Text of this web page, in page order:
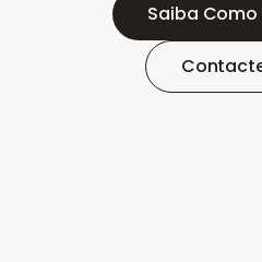
Saiba Como